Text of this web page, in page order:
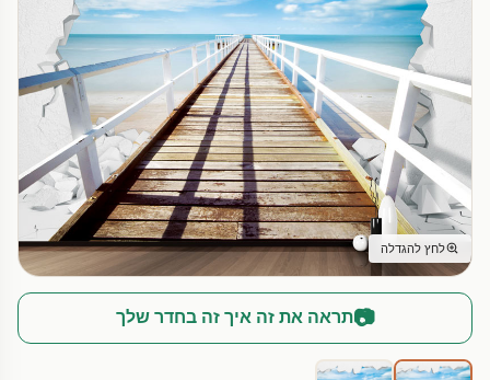
לחץ להגדלה
📷תראה את זה איך זה בחדר שלך